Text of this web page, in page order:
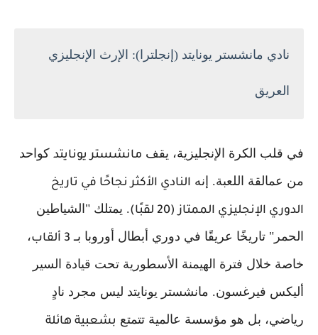
نادي مانشستر يونايتد (إنجلترا): الإرث الإنجليزي
العريق
في قلب الكرة الإنجليزية، يقف مانشستر يونايتد كواحد
من عمالقة اللعبة. إنه النادي الأكثر نجاحًا في تاريخ
الدوري الإنجليزي الممتاز (20 لقبًا)
. يمتلك "الشياطين
الحمر" تاريخًا عريقًا في دوري أبطال أوروبا بـ 3 ألقاب
،
خاصة خلال فترة الهيمنة الأسطورية تحت قيادة السير
أليكس فيرغسون. مانشستر يونايتد ليس مجرد نادٍ
رياضي، بل هو مؤسسة عالمية تتمتع بشعبية هائلة